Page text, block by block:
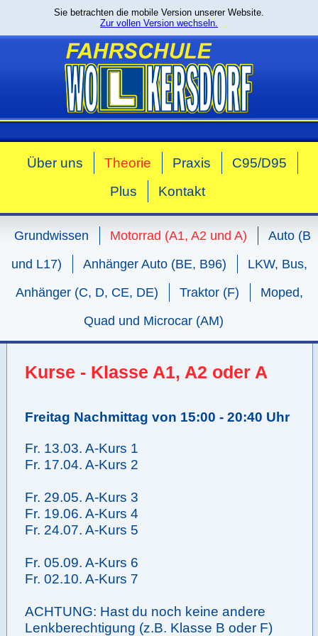
Sie betrachten die mobile Version unserer Website.
Zur vollen Version wechseln.
Über uns Theorie Praxis
C95/D95
Plus
Kontakt
Grundwissen Motorrad (A1, A2 und A)
Auto (B
und L17)
Anhänger Auto (BE, B96)
LKW, Bus,
Anhänger (C, D, CE, DE)
Traktor (F)
Moped,
Quad und Microcar (AM)
Kurse - Klasse A1, A2 oder A
Freitag Nachmittag von 15:00 - 20:40 Uhr
Fr. 13.03. A-Kurs 1
Fr. 17.04. A-Kurs 2
Fr. 29.05. A-Kurs 3
Fr. 19.06. A-Kurs 4
Fr. 24.07. A-Kurs 5
Fr. 05.09. A-Kurs 6
Fr. 02.10. A-Kurs 7
ACHTUNG: Hast du noch keine andere
Lenkberechtigung (z.B. Klasse B oder F)